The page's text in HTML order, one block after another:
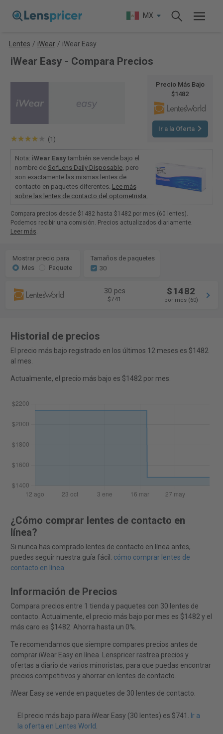
MX
Lentes / iWear / iWear Easy
iWear Easy - Compara Precios
(1)
Precio Más Bajo
$1482
Ir a la Oferta
Nota: iWear Easytambién se vende bajo el
nombre de SofLens Daily Disposable, pero
son exactamente las mismas lentes de
contacto en paquetes diferentes. Lee más
sobre las lentes de contacto del optometrista.
Compara precios desde $1482 hasta $1482 por mes (60 lentes).
Podemos recibir una comisión. Precios actualizados diariamente.
Leer más.
Mostrar precio para
Mes
Paquete
Tamaños de paquetes
30
30 pcs
$741
$1482
por mes (60)
Historial de precios
El precio más bajo registrado en los últimos 12 meses es $1482
al mes.
Actualmente, el precio más bajo es $1482 por mes.
¿Cómo comprar lentes de contacto en
línea?
Si nunca has comprado lentes de contacto en línea antes,
puedes seguir nuestra guía fácil: cómo comprar lentes de
contacto en línea.
Información de Precios
Compara precios entre 1 tienda y paquetes con 30 lentes de
contacto. Actualmente, el precio más bajo por mes es $1482 y el
más caro es $1482. Ahorra hasta un 0%.
Te recomendamos que siempre compares precios antes de
comprar iWear Easy en línea. Lenspricer rastrea precios y
ofertas a diario de varios minoristas, para que puedas encontrar
precios competitivos y ahorrar en lentes de contacto.
iWear Easy se vende en paquetes de 30 lentes de contacto.
El precio más bajo para iWear Easy (30 lentes) es $741. Ir a
la oferta en Lentes World.